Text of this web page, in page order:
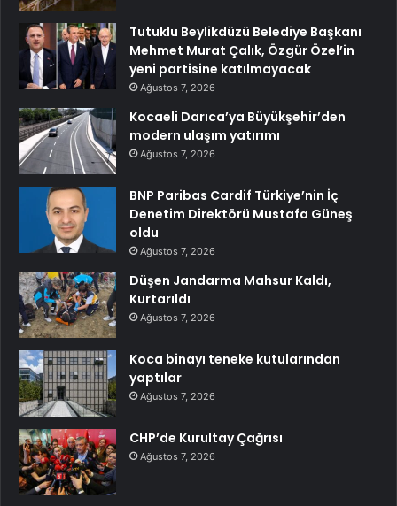
Tutuklu Beylikdüzü Belediye Başkanı
Mehmet Murat Çalık, Özgür Özel’in
yeni partisine katılmayacak
Ağustos 7, 2026
Kocaeli Darıca’ya Büyükşehir’den
modern ulaşım yatırımı
Ağustos 7, 2026
BNP Paribas Cardif Türkiye’nin İç
Denetim Direktörü Mustafa Güneş
oldu
Ağustos 7, 2026
Düşen Jandarma Mahsur Kaldı,
Kurtarıldı
Ağustos 7, 2026
Koca binayı teneke kutularından
yaptılar
Ağustos 7, 2026
CHP’de Kurultay Çağrısı
Ağustos 7, 2026